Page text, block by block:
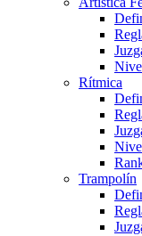
Rítmica
Trampolín